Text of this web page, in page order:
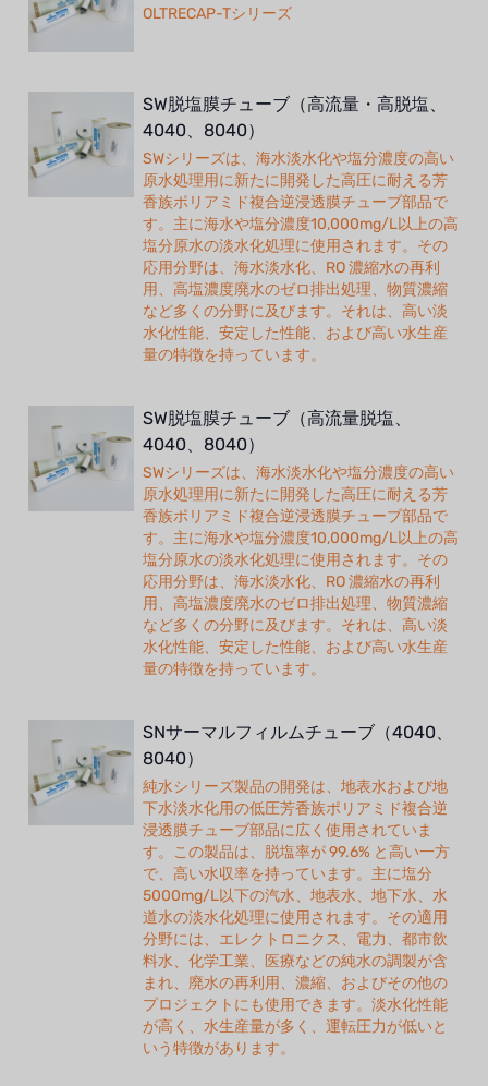
OLTRECAP-Tシリーズ
SW脱塩膜チューブ（高流量・高脱塩、
4040、8040）
SWシリーズは、海水淡水化や塩分濃度の高い
原水処理用に新たに開発した高圧に耐える芳
香族ポリアミド複合逆浸透膜チューブ部品で
す。主に海水や塩分濃度10,000mg/L以上の高
塩分原水の淡水化処理に使用されます。その
応用分野は、海水淡水化、RO 濃縮水の再利
用、高塩濃度廃水のゼロ排出処理、物質濃縮
など多くの分野に及びます。それは、高い淡
水化性能、安定した性能、および高い水生産
量の特徴を持っています。
SW脱塩膜チューブ（高流量脱塩、
4040、8040）
SWシリーズは、海水淡水化や塩分濃度の高い
原水処理用に新たに開発した高圧に耐える芳
香族ポリアミド複合逆浸透膜チューブ部品で
す。主に海水や塩分濃度10,000mg/L以上の高
塩分原水の淡水化処理に使用されます。その
応用分野は、海水淡水化、RO 濃縮水の再利
用、高塩濃度廃水のゼロ排出処理、物質濃縮
など多くの分野に及びます。それは、高い淡
水化性能、安定した性能、および高い水生産
量の特徴を持っています。
SNサーマルフィルムチューブ（4040、
8040）
純水シリーズ製品の開発は、地表水および地
下水淡水化用の低圧芳香族ポリアミド複合逆
浸透膜チューブ部品に広く使用されていま
す。この製品は、脱塩率が 99.6% と高い一方
で、高い水収率を持っています。主に塩分
5000mg/L以下の汽水、地表水、地下水、水
道水の淡水化処理に使用されます。その適用
分野には、エレクトロニクス、電力、都市飲
料水、化学工業、医療などの純水の調製が含
まれ、廃水の再利用、濃縮、およびその他の
プロジェクトにも使用できます。淡水化性能
が高く、水生産量が多く、運転圧力が低いと
いう特徴があります。